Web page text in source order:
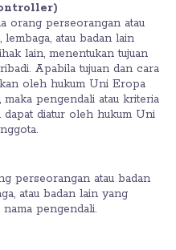
orang perseorangan atau
atau badan lain
lain, menentukan tujuan
Apabila tujuan dan cara
oleh hukum Uni Eropa
pengendali atau kriteria
dapat diatur oleh hukum Uni
perseorangan atau badan
atau badan lain yang
pengendali.